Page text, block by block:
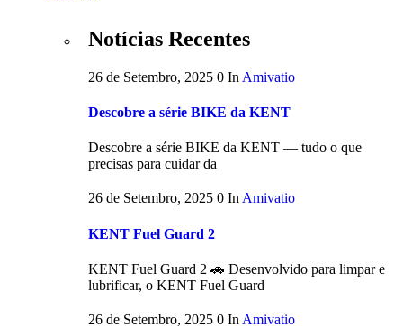
Notícias Recentes
26 de Setembro, 2025 0 In Amivatio
Descobre a série BIKE da KENT
Descobre a série BIKE da KENT — tudo o que
precisas para cuidar da
26 de Setembro, 2025 0 In Amivatio
KENT Fuel Guard 2
KENT Fuel Guard 2 🚗 Desenvolvido para limpar e
lubrificar, o KENT Fuel Guard
26 de Setembro, 2025 0 In Amivatio